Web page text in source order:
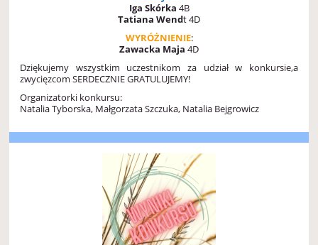
Iga Skórka 4B
Tatiana Wendt 4D
WYRÓŻNIENIE:
Zawacka Maja 4D
Dziękujemy wszystkim uczestnikom za udział w konkursie,a
zwycięzcomSERDECZNIE GRATULUJEMY!
Organizatorki konkursu:
Natalia Tyborska, Małgorzata Szczuka, Natalia Bejgrowicz